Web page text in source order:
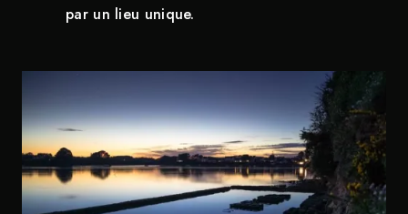
par un lieu unique.